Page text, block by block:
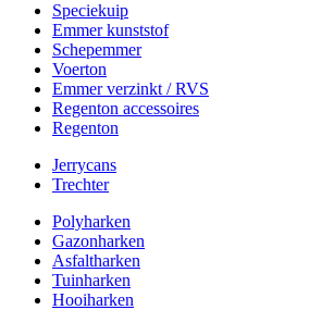
Speciekuip
Emmer kunststof
Schepemmer
Voerton
Emmer verzinkt / RVS
Regenton accessoires
Regenton
Jerrycans
Trechter
Polyharken
Gazonharken
Asfaltharken
Tuinharken
Hooiharken